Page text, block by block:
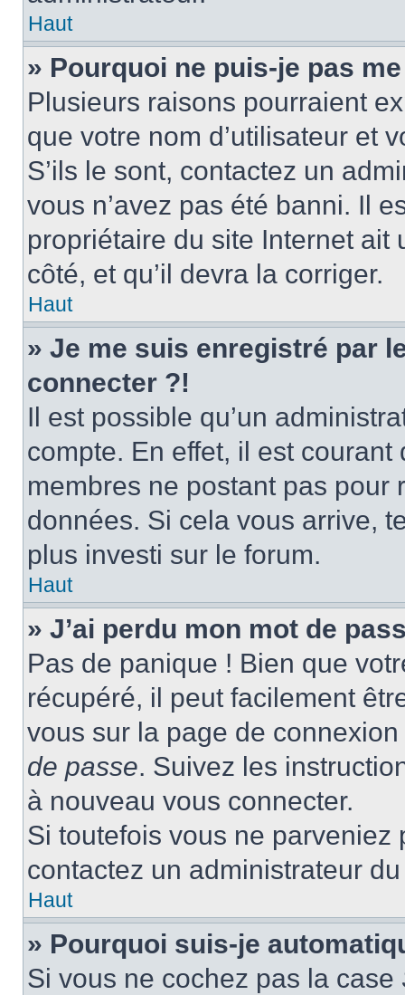
Haut
» Pourquoi ne puis-je pas
Plusieurs raisons pourraient
que votre nom d’utilisateur et
S’ils le sont, contactez un
vous n’avez pas été banni. Il
propriétaire du site Internet
côté, et qu’il devra la corriger.
Haut
» Je me suis enregistré par
connecter ?!
Il est possible qu’un
compte. En effet, il est
membres ne postant pas
données. Si cela vous arrive,
plus investi sur le forum.
Haut
» J’ai perdu mon mot de
Pas de panique ! Bien que
récupéré, il peut facilement
vous sur la page de
de passe. Suivez les
à nouveau vous connecter.
Si toutefois vous ne
contactez un administrateur
Haut
» Pourquoi suis-je
Si vous ne cochez pas la case